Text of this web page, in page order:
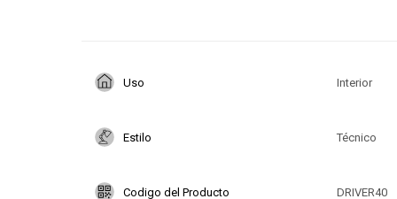
Uso Interior
Estilo Técnico
Codigo del Producto DRIVER40